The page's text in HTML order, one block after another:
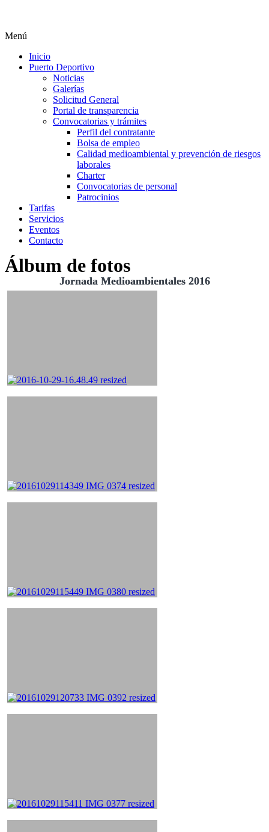
Menú
Inicio
Puerto Deportivo
Noticias
Galerías
Solicitud General
Portal de transparencia
Convocatorias y trámites
Perfil del contratante
Bolsa de empleo
Calidad medioambiental y prevención de riesgos
laborales
Charter
Convocatorias de personal
Patrocinios
Tarifas
Servicios
Eventos
Contacto
Álbum de fotos
Jornada Medioambientales 2016